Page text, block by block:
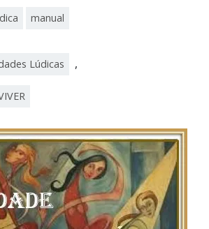
manual
Lúdicas ,